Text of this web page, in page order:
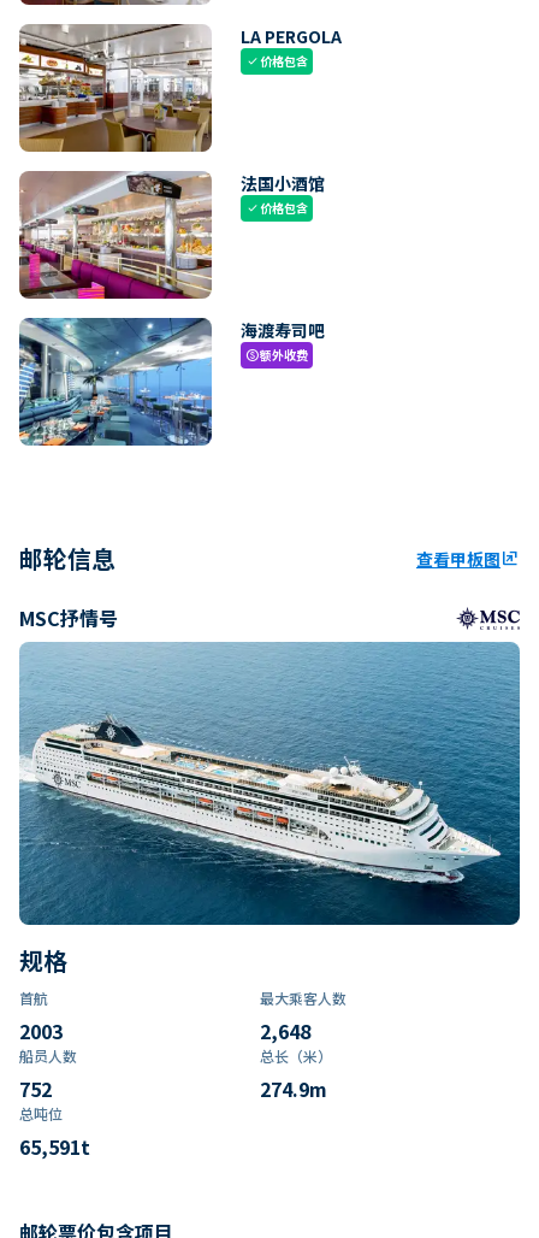
LA PERGOLA
check价格包含
法国小酒馆
check价格包含
海渡寿司吧
paid额外收费
邮轮信息 查看甲板图ungroup
MSC抒情号
规格
首航
2003
最大乘客人数
2,648
船员人数
752
总长（米）
274.9m
总吨位
65,591t
邮轮票价包含项目